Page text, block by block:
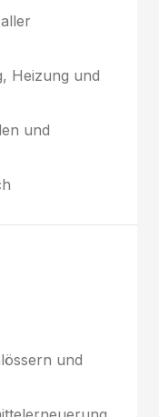
Heizung und
und
und